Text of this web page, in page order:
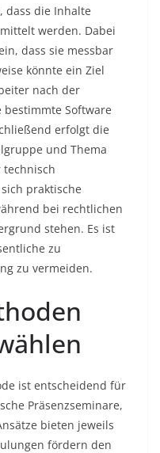
dass die Inhalte
werden. Dabei
dass sie messbar
könnte ein Ziel
nach der
bestimmte Software
erfolgt die
und Thema
technisch
praktische
bei rechtlichen
stehen. Es ist
zu
zu vermeiden.
ist entscheidend für
Präsenzseminare,
bieten jeweils
fördern den